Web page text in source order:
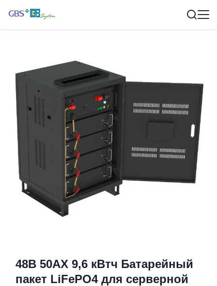
48В 50АХ 9,6 кВтч Батарейный
пакет LiFePO4 для серверной